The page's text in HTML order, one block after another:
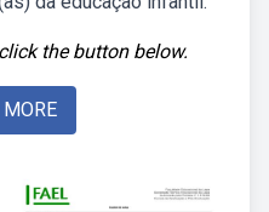
the button below.